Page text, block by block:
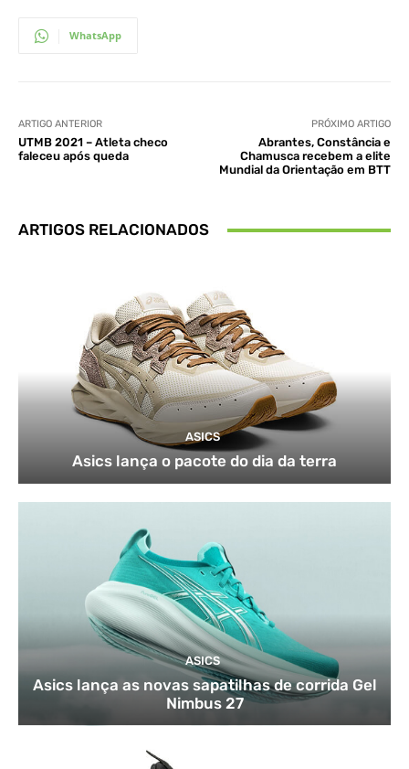
WhatsApp
ARTIGO ANTERIOR
UTMB 2021 – Atleta checo
faleceu após queda
PRÓXIMO ARTIGO
Abrantes, Constância e
Chamusca recebem a elite
Mundial da Orientação em BTT
ARTIGOS RELACIONADOS
ASICS
Asics lança o pacote do dia da terra
ASICS
Asics lança as novas sapatilhas de corrida Gel
Nimbus 27